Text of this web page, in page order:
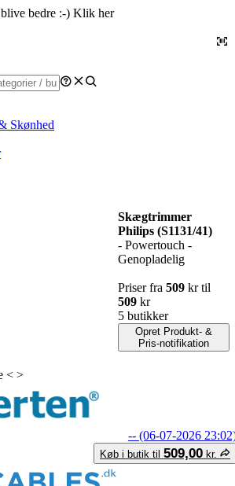
bedre :-) Klik her
Skønhed
Skægtrimmer
Philips (S1131/41)
- Powertouch -
Genopladelig
Priser fra 509 kr til
509 kr
5 butikker
Opret Produkt- &
Pris-notifikation
< >
-- (06-07-2026
Køb i butik til 509,00 kr.